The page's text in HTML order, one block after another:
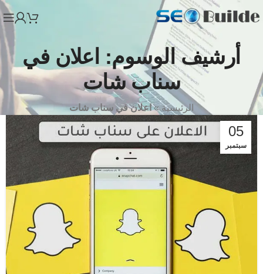
أرشيف الوسوم: اعلان في
سناب شات
الرئيسية»اعلان في سناب شات
05
سبتمبر